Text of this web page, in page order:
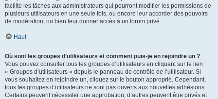
facilite les tâches aux administrateurs qui pourront modifier les permissions de
plusieurs utilisateurs en une seule fois, ou encore leur accorder des pouvoirs
de modération, ou bien leur donner accès à un forum privé.
Haut
Où sont les groupes d’utilisateurs et comment puis-je en rejoindre un ?
Vous pouvez consulter tous les groupes d’utilisateurs en cliquant sur le lien
« Groupes d’utilisateurs » depuis le panneau de contrôle de l’utilisateur. Si
vous souhaitez en rejoindre un, cliquez sur le bouton approprié. Cependant,
tous les groupes d’utilisateurs ne sont pas ouverts aux nouvelles adhésions.
Certains peuvent nécessiter une approbation, d’autres peuvent être privés et